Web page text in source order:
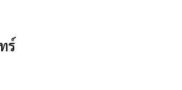
ร์